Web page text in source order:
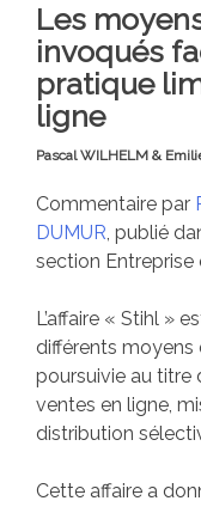
Les
invoqués
pratique
ligne
Pascal WILHELM &
Commentaire par
DUMUR, publié
section Entreprise
L’affaire « Stihl »
différents moyens
poursuivie au titre
ventes en ligne,
distribution
Cette affaire a